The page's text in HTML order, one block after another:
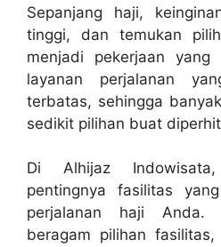
Sepanjang haji,
tinggi, dan temukan
menjadi pekerjaan yang
layanan perjalanan
terbatas, sehingga
sedikit pilihan buat
Di Alhijaz
pentingnya fasilitas
perjalanan haji Anda.
beragam pilihan